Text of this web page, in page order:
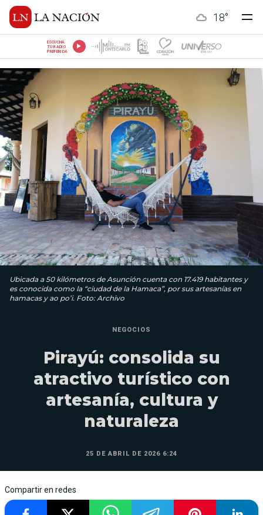
18°
ESCUCHÁ
TU RADIO
PREFERIDA
Ubicada a 50 kilómetros de Asunción cuenta con 17.419 habitantes y
es conocida como la “ciudad de la Hamaca”, por sus artesanías en
hamacas y ao po’i. Foto: Archivo
NEGOCIOS
Pirayú: consolida su
atractivo turístico con
artesanía, cultura y
naturaleza
25 DE ABRIL DE 2026 6:24
Compartir en redes